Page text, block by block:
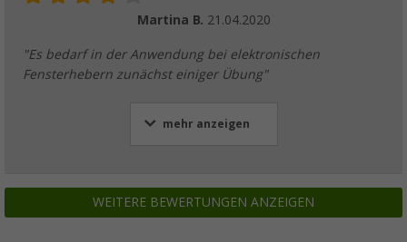
Martina B. 21.04.2020
"Es bedarf in der Anwendung bei elektronischen
Fensterhebern zunächst einiger Übung"
mehr anzeigen
WEITERE BEWERTUNGEN ANZEIGEN